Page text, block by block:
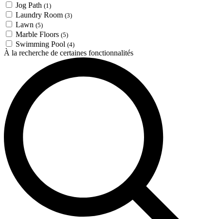
Jog Path (1)
Laundry Room (3)
Lawn (5)
Marble Floors (5)
Swimming Pool (4)
À la recherche de certaines fonctionnalités